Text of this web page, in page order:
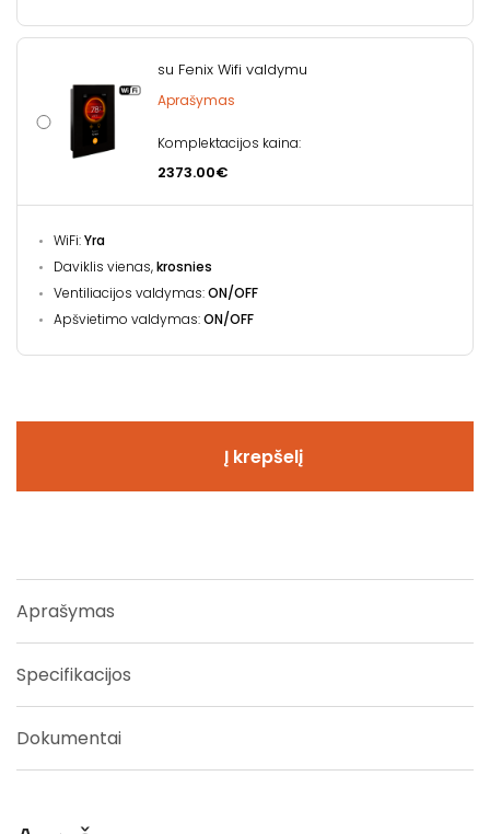
su Fenix Wifi valdymu
Aprašymas
Komplektacijos kaina:
2373.00€
WiFi:Yra
Daviklis vienas,krosnies
Ventiliacijos valdymas:ON/OFF
Apšvietimo valdymas:ON/OFF
Į krepšelį
Aprašymas
Specifikacijos
Dokumentai